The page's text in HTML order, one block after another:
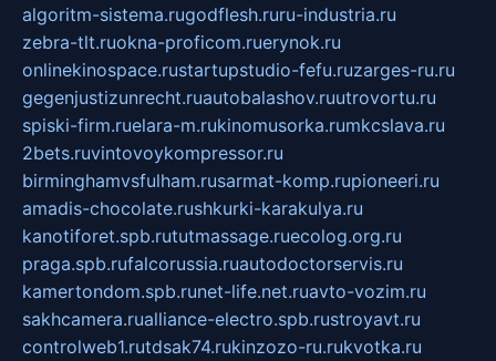
algoritm-sistema.rugodflesh.ruru-industria.ru
zebra-tlt.ruokna-proficom.ruerynok.ru
onlinekinospace.rustartupstudio-fefu.ruzarges-ru.ru
gegenjustizunrecht.ruautobalashov.ruutrovortu.ru
spiski-firm.ruelara-m.rukinomusorka.rumkcslava.ru
2bets.ruvintovoykompressor.ru
birminghamvsfulham.rusarmat-komp.rupioneeri.ru
amadis-chocolate.rushkurki-karakulya.ru
kanotiforet.spb.rututmassage.ruecolog.org.ru
praga.spb.rufalcorussia.ruautodoctorservis.ru
kamertondom.spb.runet-life.net.ruavto-vozim.ru
sakhcamera.rualliance-electro.spb.rustroyavt.ru
controlweb1.rutdsak74.rukinzozo-ru.rukvotka.ru